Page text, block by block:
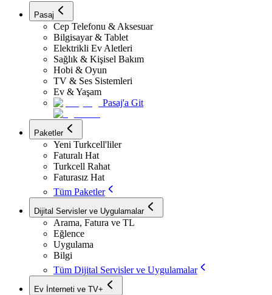
Pasaj
Cep Telefonu & Aksesuar
Bilgisayar & Tablet
Elektrikli Ev Aletleri
Sağlık & Kişisel Bakım
Hobi & Oyun
TV & Ses Sistemleri
Ev & Yaşam
Pasaj'a Git
Paketler
Yeni Turkcell'liler
Faturalı Hat
Turkcell Rahat
Faturasız Hat
Tüm Paketler
Dijital Servisler ve Uygulamalar
Arama, Fatura ve TL
Eğlence
Uygulama
Bilgi
Tüm Dijital Servisler ve Uygulamalar
Ev İnterneti ve TV+